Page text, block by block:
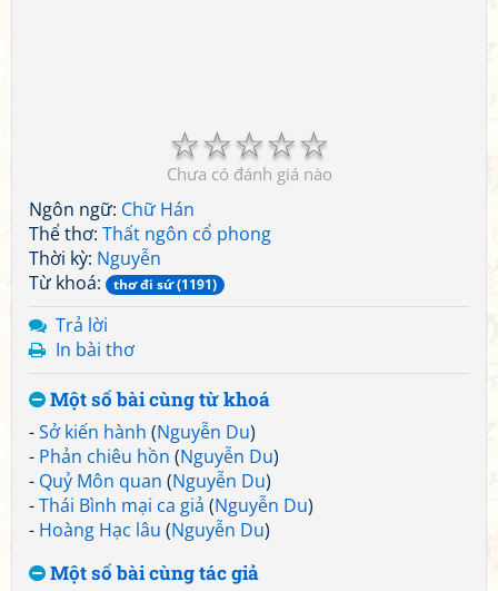
☆
☆
☆
☆
☆
Chưa có đánh giá nào
Ngôn ngữ: Chữ Hán
Thể thơ: Thất ngôn cổ phong
Thời kỳ: Nguyễn
Từ khoá:
thơ đi sứ (1191)
Trả lời
In bài thơ
Một số bài cùng từ khoá
-Sở kiến hành (Nguyễn Du)
- Phản chiêu hồn (Nguyễn Du)
- Quỷ Môn quan (Nguyễn Du)
-Thái Bình mại ca giả (Nguyễn Du)
- Hoàng Hạc lâu (Nguyễn Du)
Một số bài cùng tác giả